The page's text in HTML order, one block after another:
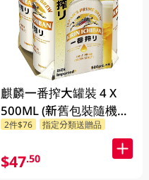
麒麟一番搾大罐裝 4 X
500ML (新舊包裝隨機發
貨)
2件$76 指定分類送贈品
$47.50